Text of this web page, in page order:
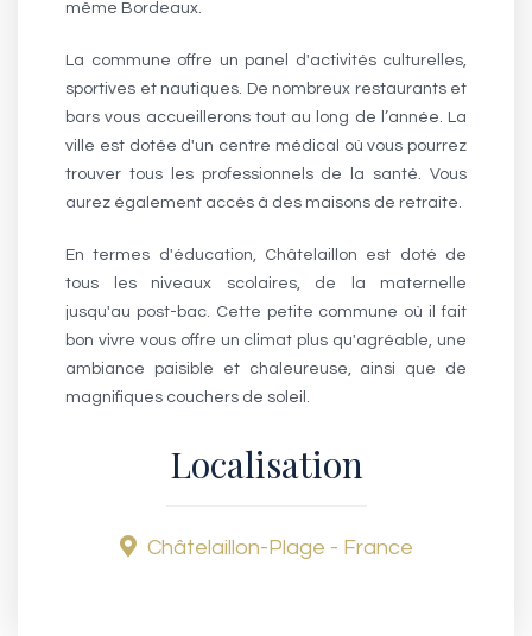
même Bordeaux.
La commune offre un panel d'activités culturelles,
sportives et nautiques. De nombreux restaurants et
bars vous accueillerons tout au long de l’année. La
ville est dotée d'un centre médical où vous pourrez
trouver tous les professionnels de la santé. Vous
aurez également accès à des maisons de retraite.
En termes d'éducation, Châtelaillon est doté de
tous les niveaux scolaires, de la maternelle
jusqu'au post-bac. Cette petite commune où il fait
bon vivre vous offre un climat plus qu'agréable, une
ambiance paisible et chaleureuse, ainsi que de
magnifiques couchers de soleil.
Localisation
Châtelaillon-Plage - France